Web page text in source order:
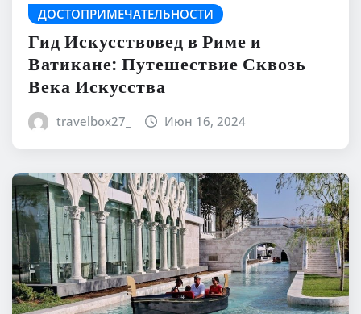
ДОСТОПРИМЕЧАТЕЛЬНОСТИ
Гид Искусствовед в Риме и
Ватикане: Путешествие Сквозь
Века Искусства
travelbox27_ Июн 16, 2024